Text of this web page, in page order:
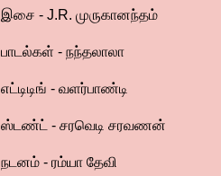
இசை - J.R. முருகானந்தம்
பாடல்கள் - நந்தலாலா
எட்டிடிங் - வளர்பாண்டி
ஸ்டண்ட் - சரவெடி சரவணன்
நடனம் - ரம்யா தேவி